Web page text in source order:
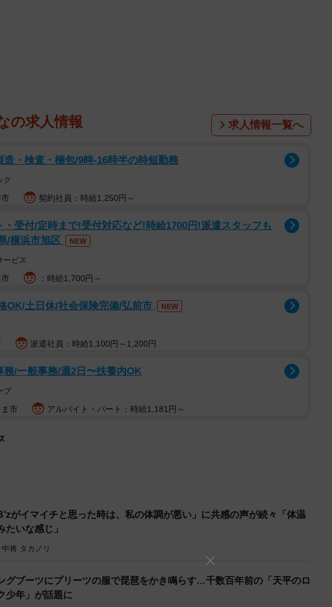
代を支えた3大スラッシュメタルを明かす。
る
り、正義感溢れる高校生の色丞狂介には人には絶対に言えない秘密があ
するのだった…。
の求人情報 求人情報一覧へ
造・検査・梱包/9時-16時半の時短勤務
ク
契約社員：時給1,250円～
・受付/定時まで!受付対応など!時給1700円!派遣スタッフも
/横浜市旭区
NEW
ービス
：時給1,700円～
OK/土日休/社会保険完備/弘前市 NEW
派遣社員：時給1,100円～1,200円
務/一般事務/週2日〜扶養内OK
プ
市 アルバイト・パート：時給1,181円～
がイマイチと思った時は、私の体調が悪い」に共感の声が続々「体温
たいな感じ」
中将 タカノリ
グブーツにプリーツの服で琵琶をかき鳴らす…千数百年前の「天平のロ
少年」が話題に